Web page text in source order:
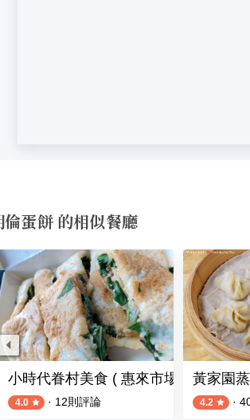
倫蛋餅 的相似餐廳
小時代眷村美食 ( 惠來市場 )
4.0 · 12則評論
黃家園
4.2 ·